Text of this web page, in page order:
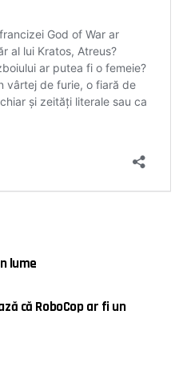
lume
că RoboCop ar fi un